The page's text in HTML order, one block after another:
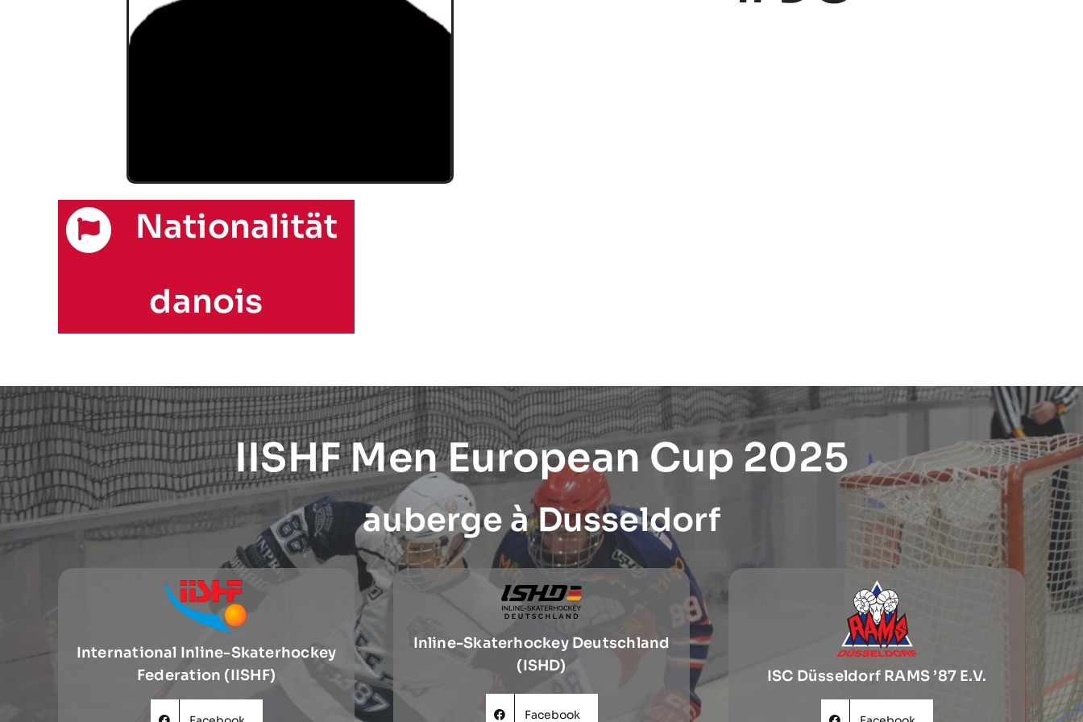
Nationalität
danois
IISHF Men European Cup 2025
auberge à Dusseldorf
International Inline-Skaterhockey
Federation (IISHF)
Inline-Skaterhockey Deutschland
(ISHD)
Facebook
ISC Düsseldorf RAMS ’87 E.V.